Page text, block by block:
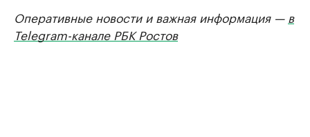
Оперативные новости и важная информация — в
Telegram-канале РБК Ростов